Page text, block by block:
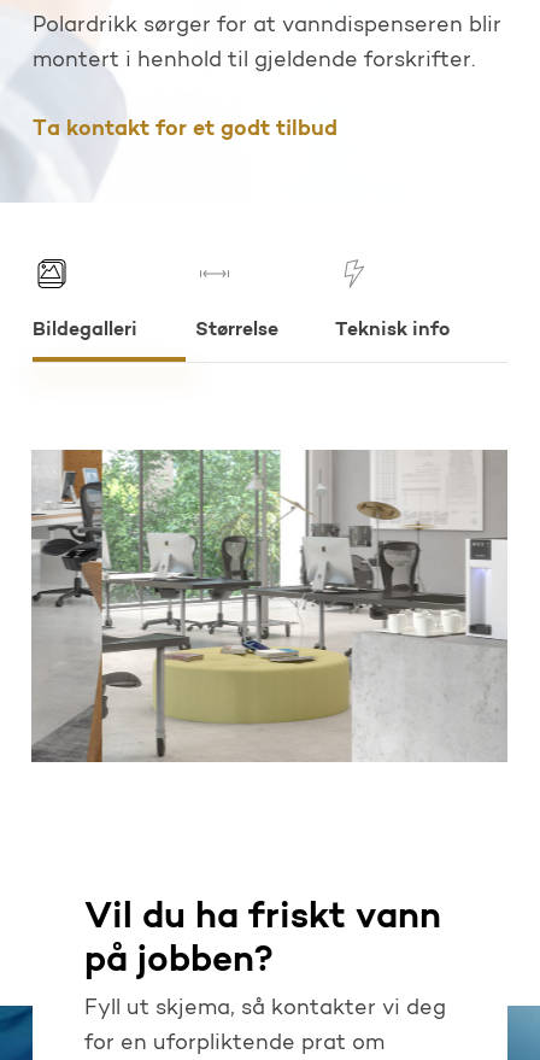
Polardrikk sørger for at vanndispenseren blir
montert i henhold til gjeldende forskrifter.
Ta kontakt for et godt tilbud
Bildegalleri Størrelse Teknisk info
Vil du ha friskt vann
på jobben?
Fyll ut skjema, så kontakter vi deg
for en uforpliktende prat om